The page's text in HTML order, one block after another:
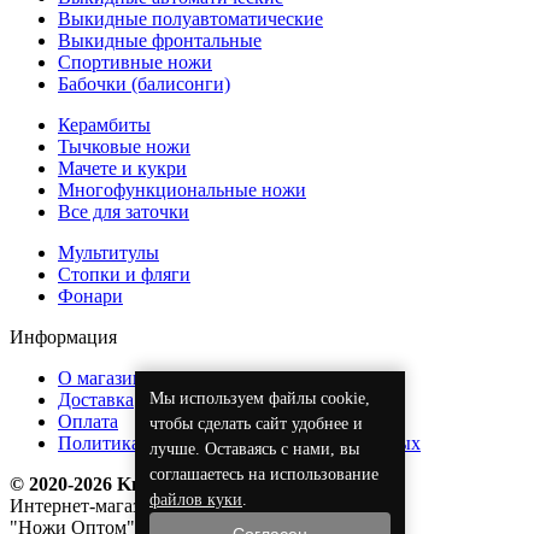
Мы используем файлы cookie,
чтобы сделать сайт удобнее и
лучше. Оставаясь с нами, вы
соглашаетесь на использование
файлов куки.
Выкидные полуавтоматические
Выкидные фронтальные
Спортивные ножи
Бабочки (балисонги)
Керамбиты
Тычковые ножи
Мачете и кукри
Многофункциональные ножи
Все для заточки
Мультитулы
Стопки и фляги
Фонари
Информация
О магазине
Доставка
Оплата
Политика обработки персональных данных
© 2020-2026 KnifeOpt.ru
Интернет-магазин
"Ножи Оптом"